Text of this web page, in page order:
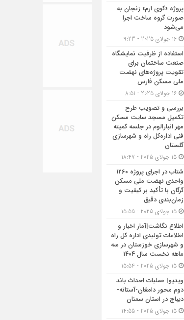
پروژه «کوی ارم» زنجان به
صورت گروه ساخت اجرا
می‌شود
استفاده از ظرفیت نمایشگاه
صنعت ساختمان برای
تقویت پروژه‌های نهضت
ملی مسکن فارس
بررسی و تصویب طرح
تکمیل مسجد سایت مسکن
مهر انبارالوم در جلسه کمیته
فنی اداره‌کل راه و شهرسازی
گلستان
شتاب در اجرای پروژه ۱۲۶۰
واحدی نهضت ملی مسکن
گرگان با تأکید بر کیفیت و
زمان‌بندی دقیق
اطلاع نگاشت|آمار اخبار و
اطلاعات تولیدی اداره کل راه
و شهرسازی خوزستان در سه
ماهه نخست سال ۱۴۰۴
ویدیو| عملیات احداث باند
دوم محور دامغان-آستانه-
دیباج در استان سمنان